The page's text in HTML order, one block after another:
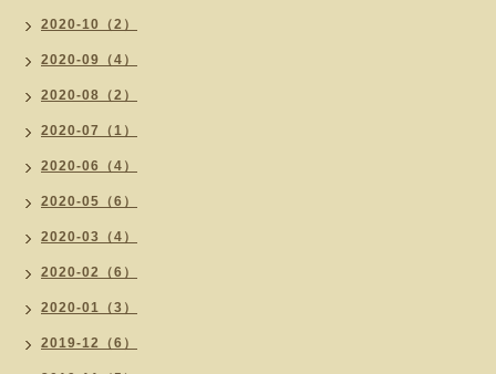
2020-10（2）
2020-09（4）
2020-08（2）
2020-07（1）
2020-06（4）
2020-05（6）
2020-03（4）
2020-02（6）
2020-01（3）
2019-12（6）